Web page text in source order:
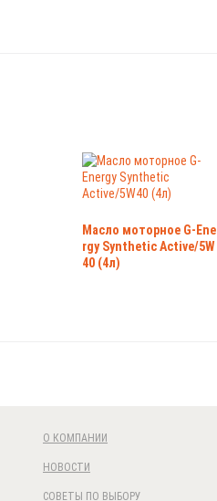
Масло моторное G-Ene
rgy Synthetic Active/5W
40 (4л)
О КОМПАНИИ
НОВОСТИ
СОВЕТЫ ПО ВЫБОРУ